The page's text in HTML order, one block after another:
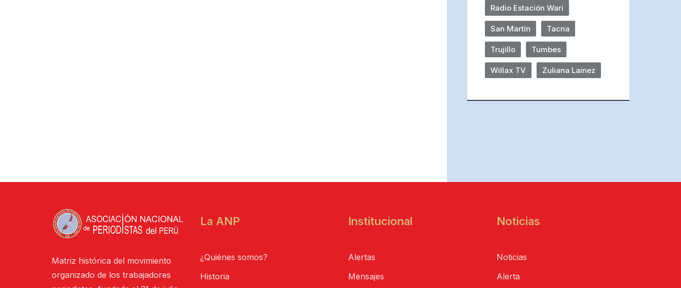
Radio Estación Wari
San Martín Tacna
Trujillo Tumbes
Willax TV Zuliana Lainez
Matriz histórica del movimiento
organizado de los trabajadores
La ANP
¿Quiénes somos?
Historia
Institucional
Alertas
Mensajes
Noticias
Noticias
Alerta